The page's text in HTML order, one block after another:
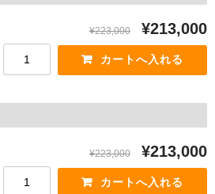
¥223,000 ¥213,000
¥223,000 ¥213,000